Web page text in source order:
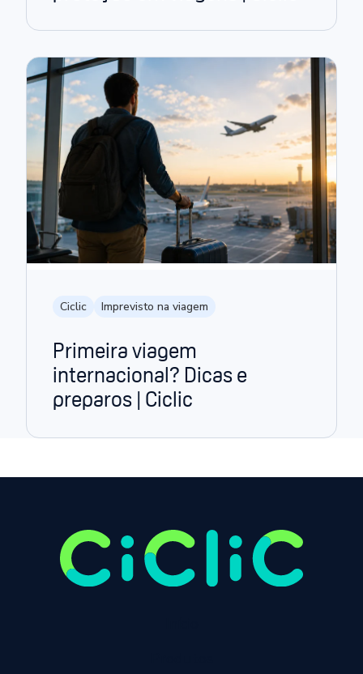
Ciclic Imprevisto na viagem
Primeira viagem
internacional? Dicas e
preparos | Ciclic